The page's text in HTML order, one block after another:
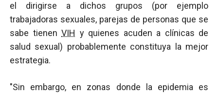
el dirigirse a dichos grupos (por ejemplo
trabajadoras sexuales, parejas de personas que se
sabe tienen VIH y quienes acuden a clínicas de
salud sexual) probablemente constituya la mejor
estrategia.
"Sin embargo, en zonas donde la epidemia es